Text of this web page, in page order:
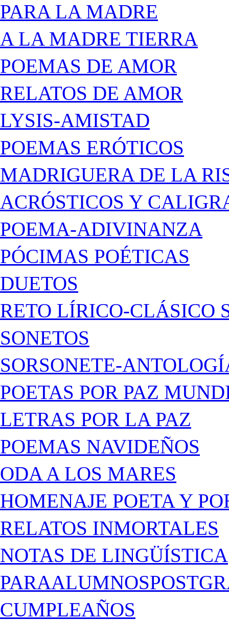
PARA LA MADRE
A LA MADRE TIERRA
POEMAS DE AMOR
RELATOS DE AMOR
LYSIS-AMISTAD
POEMAS ERÓTICOS
MADRIGUERA DE LA
ACRÓSTICOS Y
POEMA-ADIVINANZA
PÓCIMAS POÉTICAS
DUETOS
RETO LÍRICO-CLÁSICO
SONETOS
SORSONETE-
POETAS POR PAZ
LETRAS POR LA PAZ
POEMAS NAVIDEÑOS
ODA A LOS MARES
HOMENAJE POETA Y
RELATOS INMORTALES
NOTAS DE LINGÜÍSTICA
CUMPLEAÑOS